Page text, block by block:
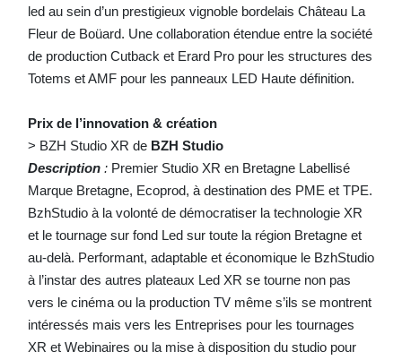
led au sein d’un prestigieux vignoble bordelais Château La
Fleur de Boüard. Une collaboration étendue entre la société
de production Cutback et Erard Pro pour les structures des
Totems et AMF pour les panneaux LED Haute définition.
Prix de l’innovation & création
> BZH Studio XR de BZH Studio
Description: Premier Studio XR en Bretagne Labellisé
Marque Bretagne, Ecoprod, à destination des PME et TPE.
BzhStudio à la volonté de démocratiser la technologie XR
et le tournage sur fond Led sur toute la région Bretagne et
au-delà. Performant, adaptable et économique le BzhStudio
à l’instar des autres plateaux Led XR se tourne non pas
vers le cinéma ou la production TV même s’ils se montrent
intéressés mais vers les Entreprises pour les tournages
XR et Webinaires ou la mise à disposition du studio pour